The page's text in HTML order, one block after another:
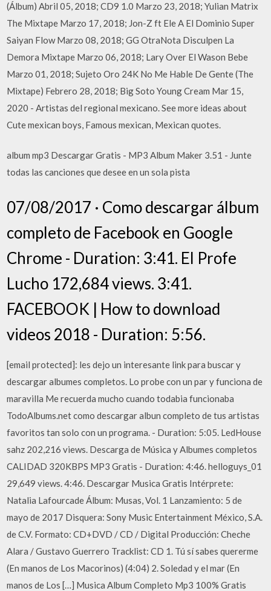
(Álbum) Abril 05, 2018; CD9 1.0 Marzo 23, 2018; Yulian Matrix
The Mixtape Marzo 17, 2018; Jon-Z ft Ele A El Dominio Super
Saiyan Flow Marzo 08, 2018; GG OtraNota Disculpen La
Demora Mixtape Marzo 06, 2018; Lary Over El Wason Bebe
Marzo 01, 2018; Sujeto Oro 24K No Me Hable De Gente (The
Mixtape) Febrero 28, 2018; Big Soto Young Cream Mar 15,
2020 - Artistas del regional mexicano. See more ideas about
Cute mexican boys, Famous mexican, Mexican quotes.
album mp3 Descargar Gratis - MP3 Album Maker 3.51 - Junte
todas las canciones que desee en un sola pista
07/08/2017 · Como descargar álbum
completo de Facebook en Google
Chrome - Duration: 3:41. El Profe
Lucho 172,684 views. 3:41.
FACEBOOK | How to download
videos 2018 - Duration: 5:56.
[email protected]: les dejo un interesante link para buscar y
descargar albumes completos. Lo probe con un par y funciona de
maravilla Me recuerda mucho cuando todabia funcionaba
TodoAlbums.net como descargar albun completo de tus artistas
favoritos tan solo con un programa. - Duration: 5:05. LedHouse
sahz 202,216 views. Descarga de Música y Albumes completos
CALIDAD 320KBPS MP3 Gratis - Duration: 4:46. helloguys_01
29,649 views. 4:46. Descargar Musica Gratis Intérprete:
Natalia Lafourcade Álbum: Musas, Vol. 1 Lanzamiento: 5 de
mayo de 2017 Disquera: Sony Music Entertainment México, S.A.
de C.V. Formato: CD+DVD / CD / Digital Producción: Cheche
Alara / Gustavo Guerrero Tracklist: CD 1. Tú sí sabes quererme
(En manos de Los Macorinos) (4:04) 2. Soledad y el mar (En
manos de Los […] Musica Album Completo Mp3 100% Gratis